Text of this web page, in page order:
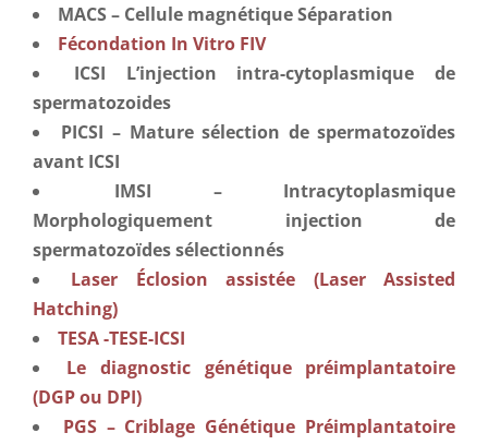
MACS – Cellule magnétique Séparation
Fécondation In Vitro FIV
ICSI L’injection intra-cytoplasmique de
spermatozoides
PICSI – Μature sélection de spermatozoïdes
avant ICSI
IMSI – Intracytoplasmique
Morphologiquement injection de
spermatozoïdes sélectionnés
Laser Éclosion assistée (Laser Assisted
Hatching)
TESA -TESE-ICSI
Le diagnostic génétique préimplantatoire
(DGP ou DPI)
PGS – Criblage Génétique Préimplantatoire